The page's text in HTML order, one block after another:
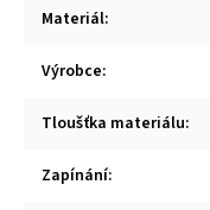
Materiál:
Výrobce:
Tloušťka materiálu:
Zapínání: